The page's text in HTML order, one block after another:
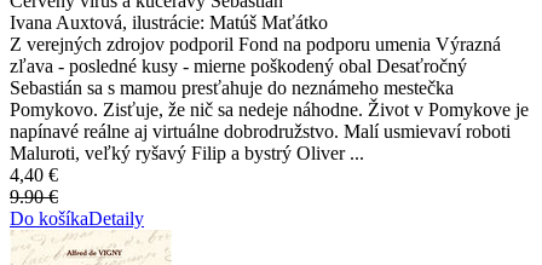
Ivana Auxtová, ilustrácie: Matúš Maťátko
Z verejných zdrojov podporil Fond na podporu umenia Výrazná
zľava - posledné kusy - mierne poškodený obal Desaťročný
Sebastián sa s mamou presťahuje do neznámeho mestečka
Pomykovo. Zisťuje, že nič sa nedeje náhodne. Život v Pomykove je
napínavé reálne aj virtuálne dobrodružstvo. Malí usmievaví roboti
Maluroti, veľký ryšavý Filip a bystrý Oliver ...
4,40 €
9.90 €
Do košíkaDetaily